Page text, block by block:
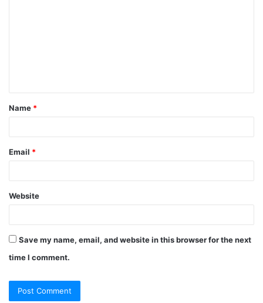
Name *
Email *
Website
Save my name, email, and website in this browser for the next
time I comment.